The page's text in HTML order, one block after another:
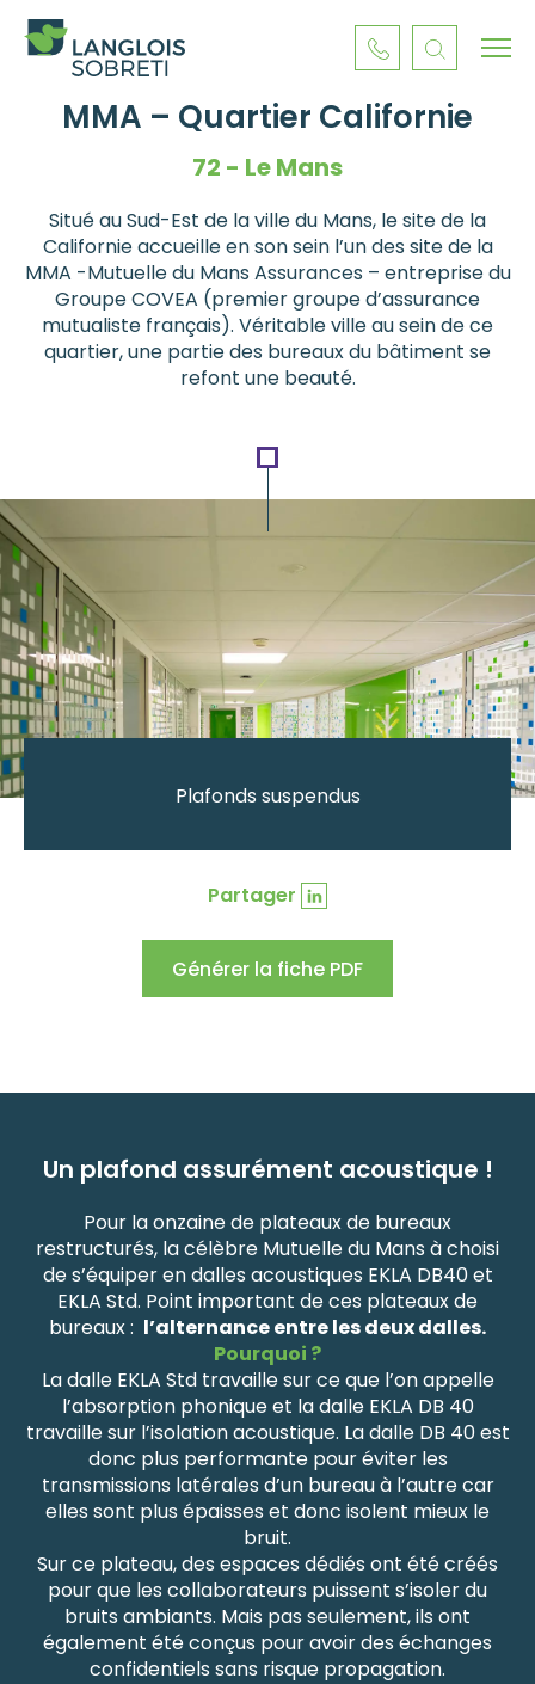
MMA – Quartier Californie
72 - Le Mans
Situé au Sud-Est de la ville du Mans, le site de la
Californie accueille en son sein l’un des site de la
MMA -Mutuelle du Mans Assurances – entreprise du
Groupe COVEA (premier groupe d’assurance
mutualiste français). Véritable ville au sein de ce
quartier, une partie des bureaux du bâtiment se
refont une beauté.
Plafonds suspendus
Partager
Générer la fiche PDF
Un plafond assurément acoustique !
Pour la onzaine de plateaux de bureaux
restructurés, la célèbre Mutuelle du Mans à choisi
de s’équiper en dalles acoustiques EKLA DB40 et
EKLA Std. Point important de ces plateaux de
bureaux : l’alternance entre les deux dalles.
Pourquoi ?
La dalle EKLA Std travaille sur ce que l’on appelle
l’absorption phonique et la dalle EKLA DB 40
travaille sur l’isolation acoustique. La dalle DB 40 est
donc plus performante pour éviter les
transmissions latérales d’un bureau à l’autre car
elles sont plus épaisses et donc isolent mieux le
bruit.
Sur ce plateau, des espaces dédiés ont été créés
pour que les collaborateurs puissent s’isoler du
bruits ambiants. Mais pas seulement, ils ont
également été conçus pour avoir des échanges
confidentiels sans risque propagation.